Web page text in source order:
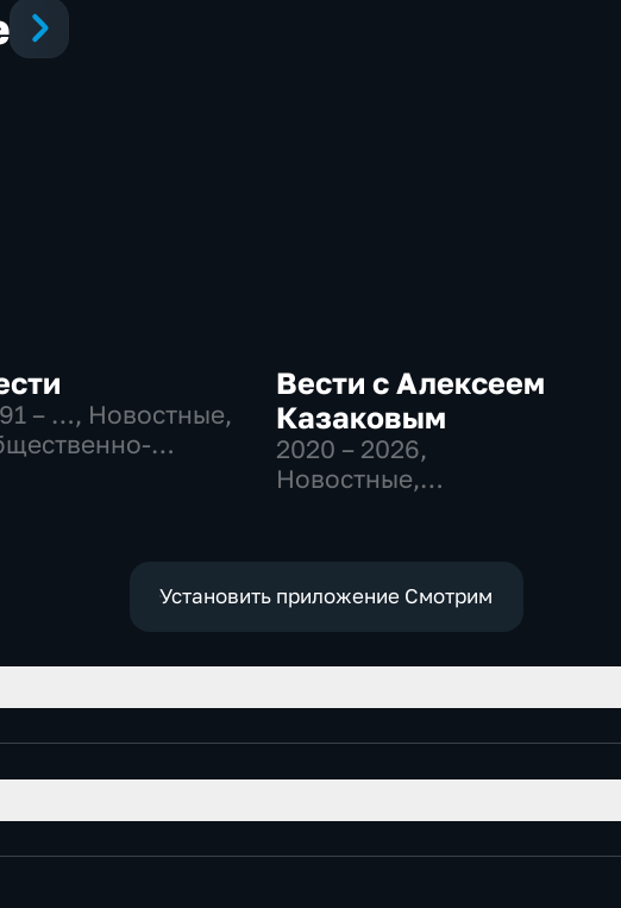
– …, Новостные,
Вести с Алексеем
Казаковым
2020 – 2026,
Новостные,
Установить приложение Смотрим